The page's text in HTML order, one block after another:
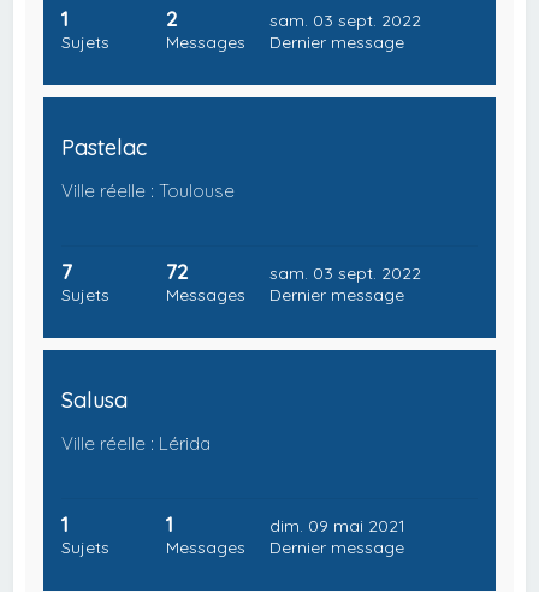
1
Sujets
2
Messages
sam. 03 sept. 2022
Dernier message
Pastelac
Ville réelle : Toulouse
7
Sujets
72
Messages
sam. 03 sept. 2022
Dernier message
Salusa
Ville réelle : Lérida
1
Sujets
1
Messages
dim. 09 mai 2021
Dernier message